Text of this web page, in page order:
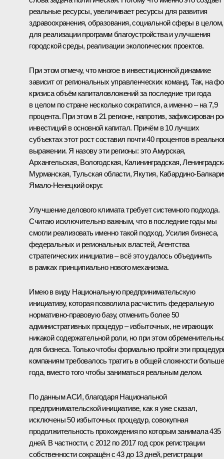
реальные ресурсы, увеличивает ресурсы для развития
здравоохранения, образования, социальной сферы в целом,
для реализации программ благоустройства и улучшения
городской среды, реализации экологических проектов.
При этом отмечу, что многое в инвестиционной динамике
зависит от региональных управленческих команд. Так, на
кризиса объём капиталовложений за последние три года
в целом по стране несколько сократился, а именно – на 7,9
процента. При этом в 21 регионе, напротив, зафиксирован
инвестиций в основной капитал. Причём в 10 лучших
субъектах этот рост составил почти 40 процентов в
выражении. Я назову эти регионы: это Амурская,
Архангельская, Вологодская, Калининградская,
Мурманская, Тульская области, Якутия, Кабардино-
Ямало-Ненецкий округ.
Улучшение делового климата требует системного подхода.
Считаю исключительно важным, что в последние годы мы
смогли реализовать именно такой подход. Усилия бизнеса,
федеральных и региональных властей, Агентства
стратегических инициатив – всё это удалось объединить
в рамках принципиально нового механизма.
Имею в виду Национальную предпринимательскую
инициативу, которая позволила расчистить федеральную
нормативно-правовую базу, отменить более 50
административных процедур – избыточных, не играющих
никакой содержательной роли, но при этом
для бизнеса. Только чтобы формально пройти эти
компаниям требовалось тратить в общей сложности больше
года, вместо того чтобы заниматься реальным делом.
По данным АСИ, благодаря Национальной
предпринимательской инициативе, как я уже сказал,
исключены 50 избыточных процедур, совокупная
продолжительность прохождения по которым занимала 435
дней. В частности, с 2012 по 2017 год срок регистрации
собственности сокращён с 43 до 13 дней, регистрации